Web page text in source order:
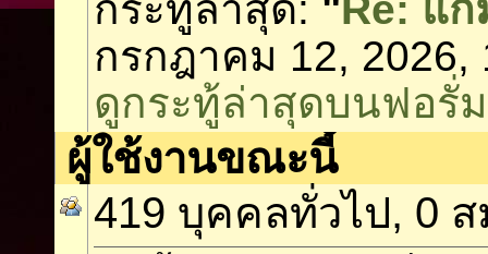
กระทู้ล่าสุด: "Re: แ
กรกฎาคม 12, 2026,
ดูกระทู้ล่าสุดบนฟอรั่ม
ผู้ใช้งานขณะนี้
419 บุคคลทั่วไป, 0